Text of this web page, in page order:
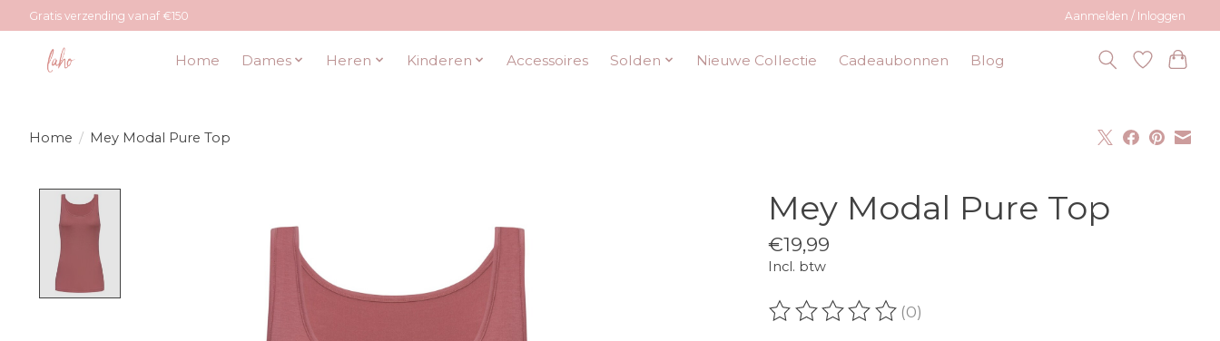
Gratis verzending vanaf €150 Aanmelden / Inloggen
Home Dames Heren Kinderen Accessoires Solden Nieuwe Collectie Cadeaubonnen Blog
Home / Mey Modal Pure Top
Mey Modal Pure Top
€19,99
Incl. btw
De beoordeling van dit product is
(0)